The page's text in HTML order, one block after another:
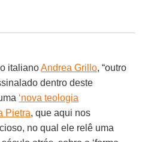
italianoAndrea Grillo, “outro
dentro deste
‘nova teologia
Pietra, que aqui nos
no qual ele relê uma